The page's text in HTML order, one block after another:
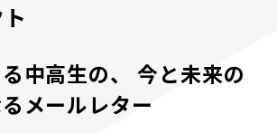
中高生の、 今と未来の
メールレター